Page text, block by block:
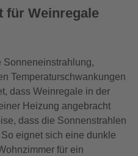
für Weinregale
Sonneneinstrahlung,
Temperaturschwankungen
dass Weinregale in der
Heizung angebracht
dass die Sonnenstrahlen
eignet sich eine dunkle
für ein